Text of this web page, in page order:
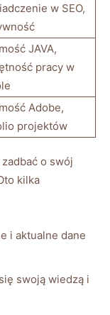
w SEO,
JAVA,
pracy w
Adobe,
projektów
o swój
kilka
i aktualne dane
swoją wiedzą i